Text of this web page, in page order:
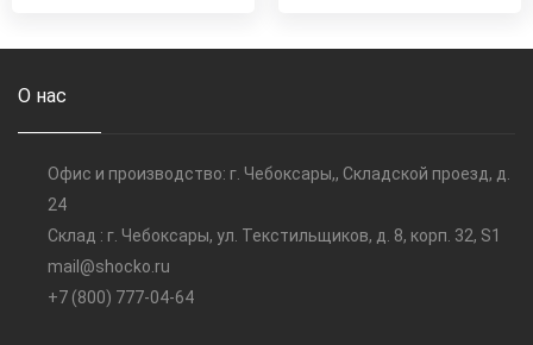
О нас
Офис и производство: г. Чебоксары,, Складской проезд, д.
24
Склад : г. Чебоксары, ул. Текстильщиков, д. 8, корп. 32, S1
mail@shocko.ru
+7 (800) 777-04-64